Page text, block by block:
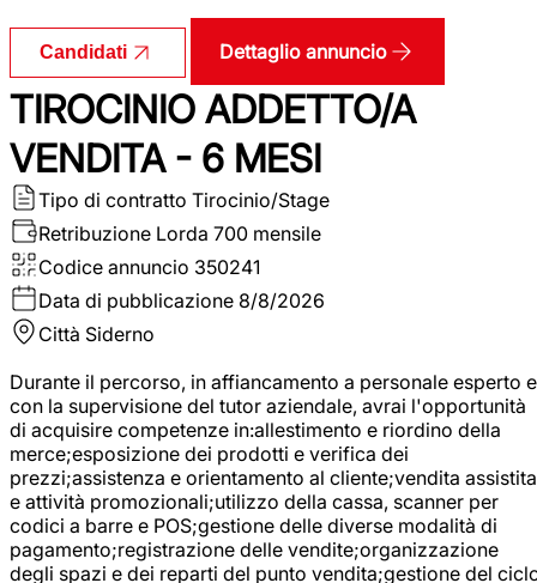
Candidati Dettaglio annuncio
TIROCINIO ADDETTO/A
VENDITA - 6 MESI
Tipo di contratto Tirocinio/Stage
Retribuzione Lorda 700 mensile
Codice annuncio 350241
Data di pubblicazione 8/8/2026
Città Siderno
Durante il percorso, in affiancamento a personale esperto e
con la supervisione del tutor aziendale, avrai l'opportunità
di acquisire competenze in:allestimento e riordino della
merce;esposizione dei prodotti e verifica dei
prezzi;assistenza e orientamento al cliente;vendita assistita
e attività promozionali;utilizzo della cassa, scanner per
codici a barre e POS;gestione delle diverse modalità di
pagamento;registrazione delle vendite;organizzazione
degli spazi e dei reparti del punto vendita;gestione del